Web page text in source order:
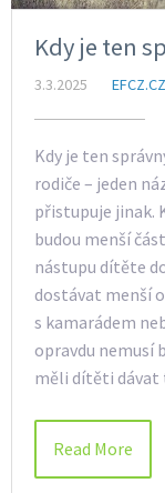
Kdy je ten
3.3.2025 EFCZ.CZ
Kdy je ten
rodiče – jeden
přistupuje jinak.
budou menší
nástupu dítěte
dostávat menší
s kamarádem
opravdu nemusí
měli dítěti dávat
Read More